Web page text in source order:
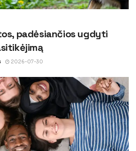
padėsiančios ugdyti
2026-07-30